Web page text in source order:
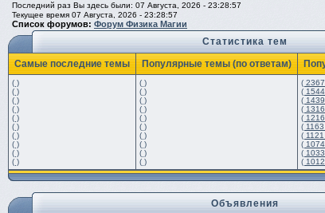
Последний раз Вы здесь были: 07 Августа, 2026 - 23:28:57
Текущее время 07 Августа, 2026 - 23:28:57
Список форумов: Форум Физика Магии
Статистика тем
Самые последние темы
Популярные темы (по ответам)
( )
( )
( )
( )
( )
( )
( )
( )
( )
( )
( )
( )
( )
( )
( )
( )
( )
( )
( )
( )
(
(
(
(
(
(
(
(
(
(
Объявления